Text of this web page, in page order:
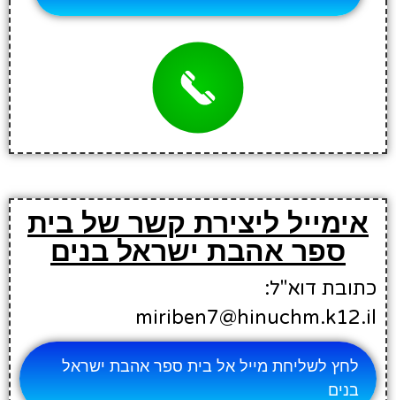
אימייל ליצירת קשר של בית
ספר אהבת ישראל בנים
כתובת דוא"ל:
miriben7@hinuchm.k12.il
לחץ לשליחת מייל אל בית ספר אהבת ישראל
בנים